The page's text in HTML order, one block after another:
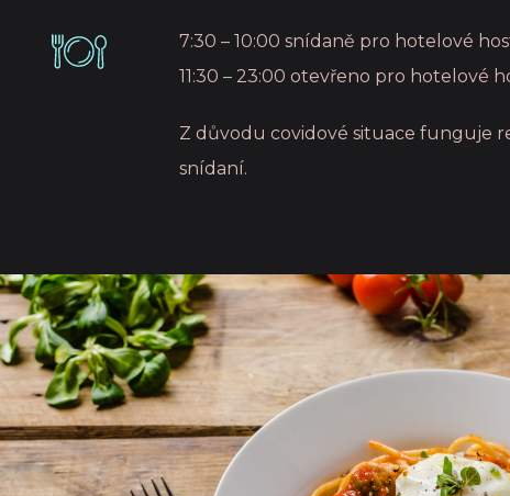
7:30 – 10:00 snídaně pro hotelové
11:30 – 23:00 otevřeno pro hotelové
Z důvodu covidové situace funguje
snídaní.